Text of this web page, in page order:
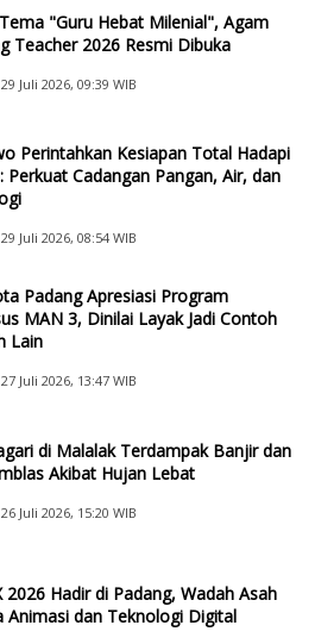
"Guru Hebat Milenial", Agam
Teacher 2026 Resmi Dibuka
29 Juli 2026, 09:39 WIB
Perintahkan Kesiapan Total Hadapi
Perkuat Cadangan Pangan, Air, dan
29 Juli 2026, 08:54 WIB
Padang Apresiasi Program
MAN 3, Dinilai Layak Jadi Contoh
Lain
27 Juli 2026, 13:47 WIB
di Malalak Terdampak Banjir dan
Akibat Hujan Lebat
26 Juli 2026, 15:20 WIB
2026 Hadir di Padang, Wadah Asah
Animasi dan Teknologi Digital